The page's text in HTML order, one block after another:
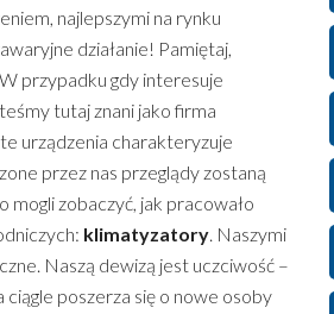
najlepszymi na rynku
działanie! Pamiętaj,
przypadku gdy interesuje
tutaj znani jako firma
urządzenia charakteryzuje
przez nas przeglądy zostaną
mogli zobaczyć, jak pracowało
klimatyzatory. Naszymi
Naszą dewizą jest uczciwość –
poszerza się o nowe osoby